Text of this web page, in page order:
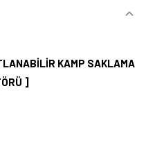
KAMP SAKLAMA
]